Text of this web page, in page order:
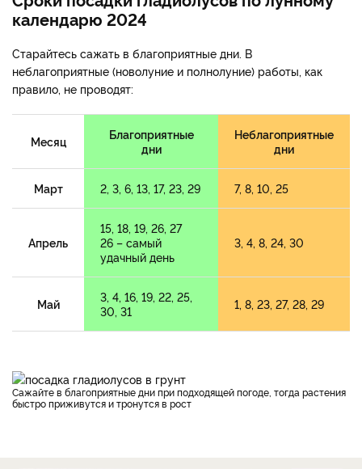
календарю 2024
Старайтесь сажать в благоприятные дни. В
неблагоприятные (новолуние и полнолуние) работы, как
правило, не проводят:
Месяц
Благоприятные
дни
Неблагоприятные
дни
Март 2, 3, 6, 13, 17, 23, 29 7, 8, 10, 25
Апрель
15, 18, 19, 26, 27
26 – самый
удачный день
3, 4, 8, 24, 30
Май
3, 4, 16, 19, 22, 25,
30, 31
1, 8, 23, 27, 28, 29
Сажайте в благоприятные дни при подходящей погоде, тогда растения
быстро приживутся и тронутся в рост